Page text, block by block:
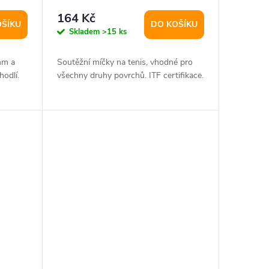
a
164 Kč
Skladem >15 ks
DO KOŠÍKU
Soutěžní míčky na tenis, vhodné pro
všechny druhy povrchů. ITF certifikace.